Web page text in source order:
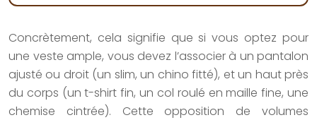
Concrètement, cela signifie que si vous optez pour
une veste ample, vous devez l’associer à un pantalon
ajusté ou droit (un slim, un chino fitté), et un haut près
du corps (un t-shirt fin, un col roulé en maille fine, une
chemise cintrée). Cette opposition de volumes